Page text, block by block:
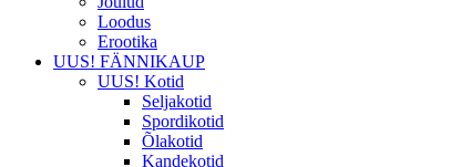
Loodus
Erootika
UUS! FÄNNIKAUP
UUS! Kotid
Seljakotid
Spordikotid
Õlakotid
Kandekotid